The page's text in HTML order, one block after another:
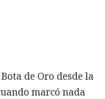
de Oro desde la
marcó nada